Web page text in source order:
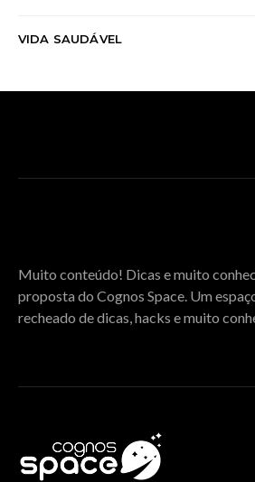
VIDA SAUDÁVEL
Muito conteúdo! Dicas e muito
proposta do Cognos Space. Um
recheado de dicas, hacks e muito